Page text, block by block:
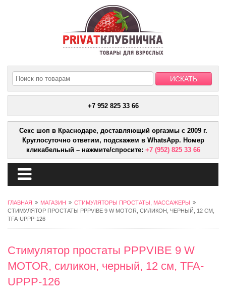
+7 952 825 33 66
Секс шоп в Краснодаре, доставляющий оргазмы с 2009 г.
Круглосуточно ответим, подскажем в WhatsApp. Номер
кликабельный – нажмите/спросите: +7 (952) 825 33 66
ГЛАВНАЯ МАГАЗИН
СТИМУЛЯТОРЫ ПРОСТАТЫ, МАССАЖЕРЫ
СТИМУЛЯТОР ПРОСТАТЫ PPPVIBE 9 W MOTOR, СИЛИКОН, ЧЕРНЫЙ, 12 СМ,
TFA-UPPP-126
Стимулятор простаты PPPVIBE 9 W
MOTOR, силикон, черный, 12 см, TFA-
UPPP-126